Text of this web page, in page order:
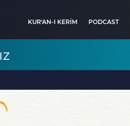
KUR'AN-I KERİM PODCAST